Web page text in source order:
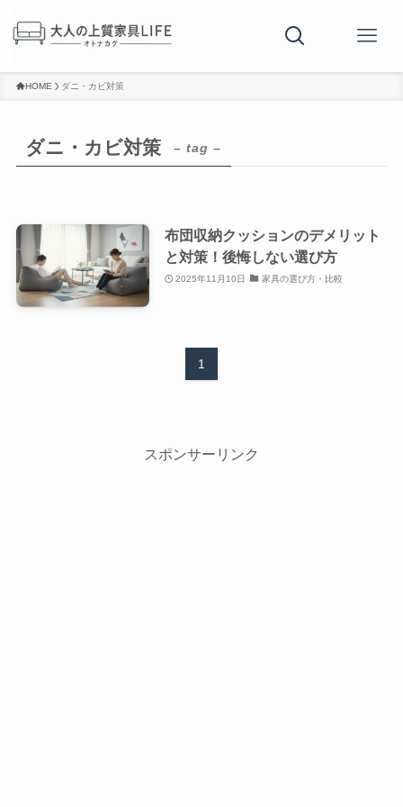
HOME ダニ・カビ対策
ダニ・カビ対策 – tag –
布団収納クッションのデメリット
と対策！後悔しない選び方
2025年11月10日 家具の選び方・比較
1
スポンサーリンク